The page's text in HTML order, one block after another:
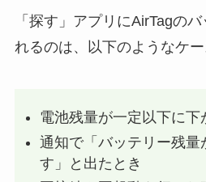
「探す」アプリにAirTagの
れるのは、以下のようなケー
電池残量が一定以下に下
通知で「バッテリー残量
す」と出たとき